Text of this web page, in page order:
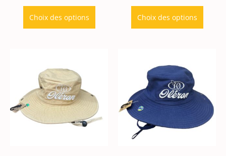
Choix des options Choix des options